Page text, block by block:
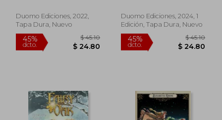
Duomo Ediciones, 2022,
Tapa Dura, Nuevo
Duomo Ediciones, 2024, 1
Edición, Tapa Dura, Nuevo